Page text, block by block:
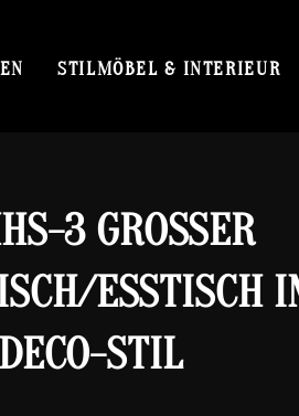
STILMÖBEL & INTERIEUR
3 GROSSER K
ESSTISCH IM
CO-STIL